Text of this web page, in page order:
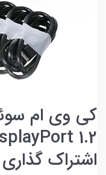
اشتراک گذاری USB لیمستون